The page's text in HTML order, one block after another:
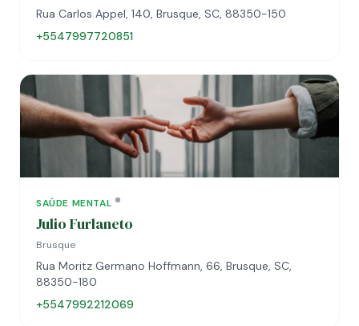
Rua Carlos Appel, 140, Brusque, SC, 88350-150
+5547997720851
SAÚDE MENTAL
Julio Furlaneto
Brusque
Rua Moritz Germano Hoffmann, 66, Brusque, SC,
88350-180
+5547992212069